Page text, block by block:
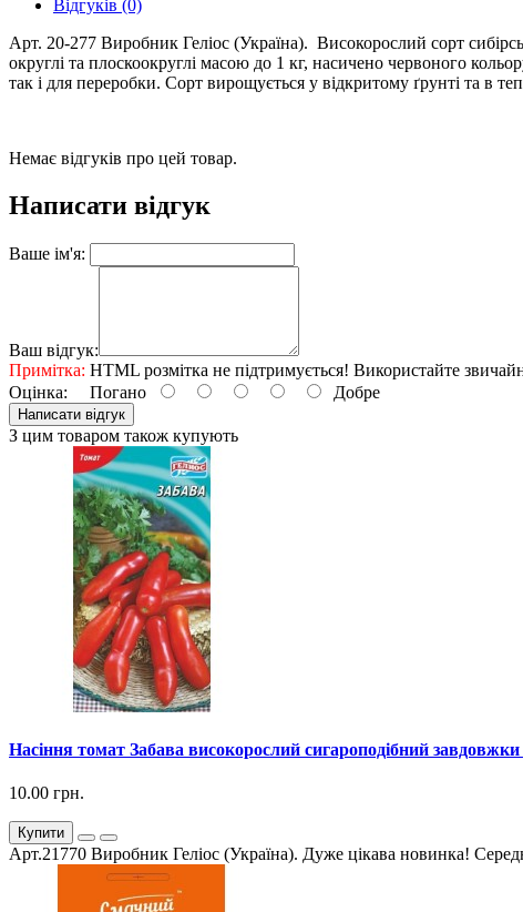
Відгуків (0)
Арт. 20-277 Виробник Геліос (Україна). Високорослий сорт
округлі та плоскоокруглі масою до 1 кг, насичено червоного
так і для переробки. Сорт вирощується у відкритому ґрунті та в
Немає відгуків про цей товар.
Написати відгук
Ваше ім'я:
Ваш відгук:
Примітка: HTML розмітка не підтримується! Використайте
Оцінка: Погано Добре
Написати відгук
З цим товаром також купують
Насіння томат Забава високорослий сигароподібний завдовжки
10.00 грн.
Купити
Арт.21770 Виробник Геліос (Україна). Дуже цікава новинка!